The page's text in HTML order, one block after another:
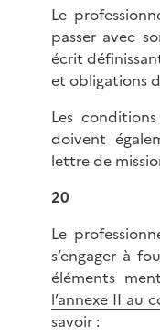
Le
passer avec
écrit
et obligations
Les
doivent
lettre de
20
Le
s’engager à
éléments
l’annexe II au
savoir :